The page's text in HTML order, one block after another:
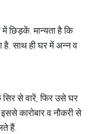
छिड़कें. मान्यता है कि
है. साथ ही घर में अन्न व
से वारें, फिर उसे घर
कारोबार व नौकरी से
हैं.